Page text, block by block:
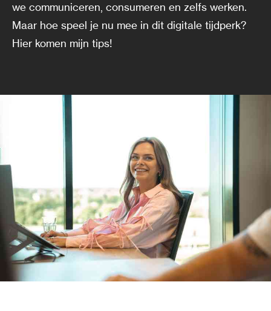
we communiceren, consumeren en zelfs werken.
Maar hoe speel je nu mee in dit digitale tijdperk?
Hier komen mijn tips!